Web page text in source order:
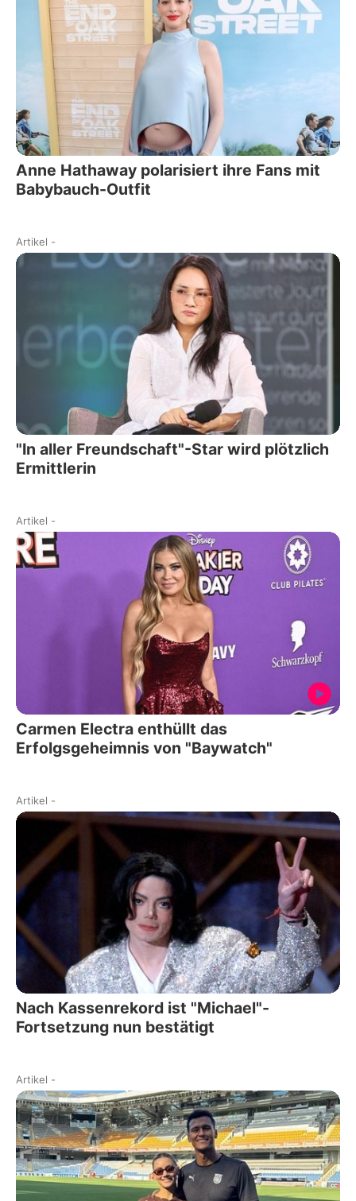
Anne Hathaway polarisiert ihre Fans mit
Babybauch-Outfit
Artikel -
"In aller Freundschaft"-Star wird plötzlich
Ermittlerin
Artikel -
Carmen Electra enthüllt das
Erfolgsgeheimnis von "Baywatch"
Artikel -
Nach Kassenrekord ist "Michael"-
Fortsetzung nun bestätigt
Artikel -